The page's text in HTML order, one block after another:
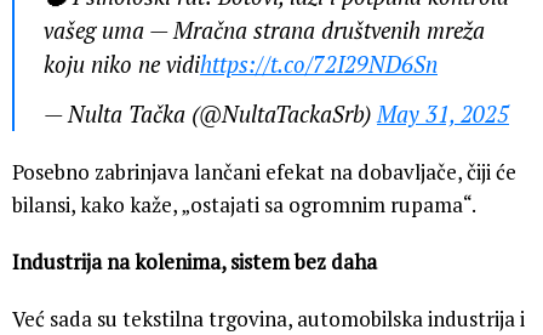
vašeg uma — Mračna strana društvenih mreža
koju niko ne vidihttps://t.co/72I29ND6Sn
— Nulta Tačka (@NultaTackaSrb)May 31, 2025
Posebno zabrinjava lančani efekat na dobavljače, čiji će
bilansi, kako kaže, „ostajati sa ogromnim rupama“.
Industrija na kolenima, sistem bez daha
Već sada su tekstilna trgovina, automobilska industrija i